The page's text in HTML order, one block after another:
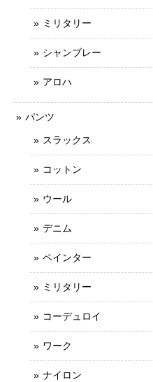
ミリタリー
シャンブレー
アロハ
パンツ
スラックス
コットン
ウール
デニム
ペインター
ミリタリー
コーデュロイ
ワーク
ナイロン